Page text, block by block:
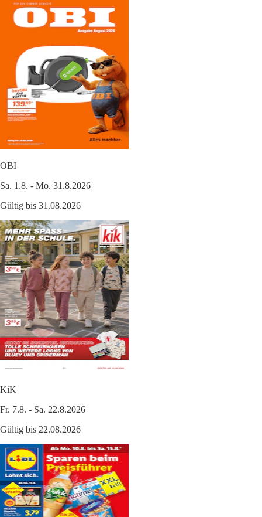
OBI
Sa. 1.8. - Mo. 31.8.2026
Gültig bis 31.08.2026
KiK
Fr. 7.8. - Sa. 22.8.2026
Gültig bis 22.08.2026